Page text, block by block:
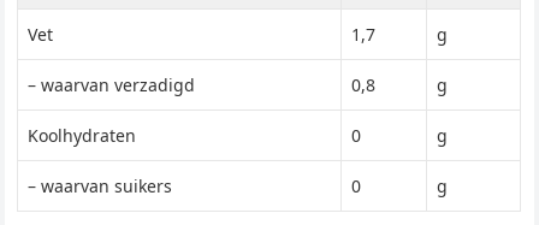
Vet 1,7 g
– waarvan verzadigd 0,8 g
Koolhydraten 0 g
– waarvan suikers 0 g